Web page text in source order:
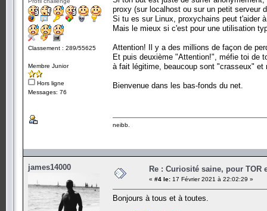
Classement : 289/55625
Membre Junior
Hors ligne
Messages: 76
proxy (sur localhost ou sur un petit serveur
Si tu es sur Linux, proxychains peut t'aider
Mais le mieux si c'est pour une utilisation
Attention! Il y a des millions de façon de
Et puis deuxième "Attention!", méfie toi de
à fait légitime, beaucoup sont "crasseux" et
Bienvenue dans les bas-fonds du net.
neibb.
james14000 Re : Curiosité saine, pour TOR
« #4 le: 17 Février 2021 à 22:02:29 »
Bonjours à tous et à toutes.